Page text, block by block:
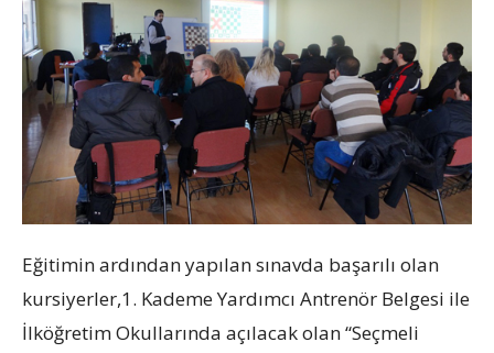
Eğitimin ardından yapılan sınavda başarılı olan
kursiyerler,1. Kademe Yardımcı Antrenör Belgesi ile
İlköğretim Okullarında açılacak olan “Seçmeli